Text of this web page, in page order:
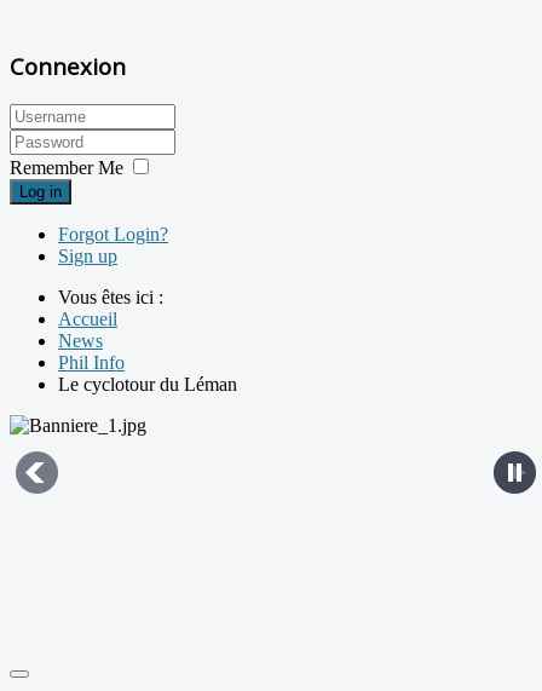
Connexion
Remember Me
Log in
Forgot Login?
Sign up
Vous êtes ici :
Accueil
News
Phil Info
Le cyclotour du Léman